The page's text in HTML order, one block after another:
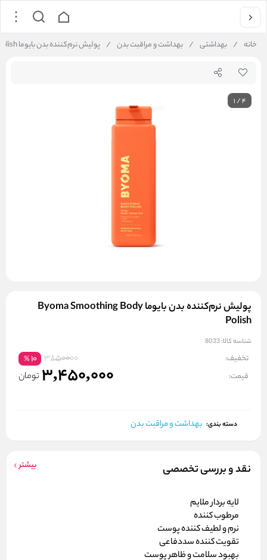
خانه / بهداشتی / بهداشت و مراقبت بدن / پولیش نرم‌کننده بدن بایوما Byoma Smoothing Body Polish
1/4
پولیش نرم‌کننده بدن بایوما Byoma Smoothing Body
Polish
شناسه کالا:8033
تخفیف: 3850000
10
%
قیمت: 3,450,000 تومان
دسته بندی: بهداشت و مراقبت بدن
نقد و بررسی تخصصی بیشتر
لایه بردار ملایم
مرطوب کننده
نرم و لطیف کننده پوست
تقویت کننده سددفاعی
بهبود سلامت و ظاهر پوست